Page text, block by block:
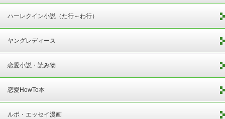
ハーレクイン小説（た行～わ行）
ヤングレディース
恋愛小説・読み物
恋愛HowTo本
ルポ・エッセイ漫画